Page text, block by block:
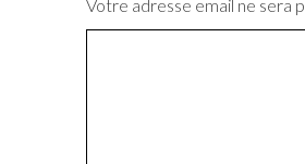
Votre adresse email ne sera